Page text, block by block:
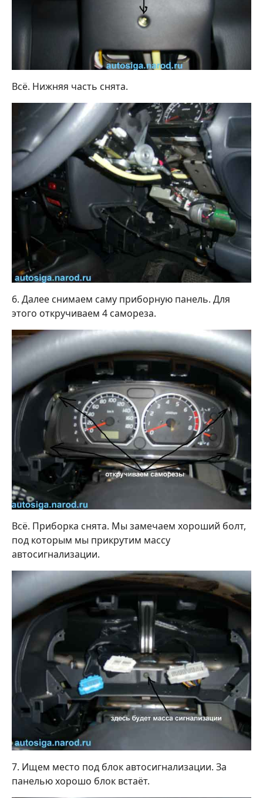
Всё. Нижняя часть снята.
6. Далее снимаем саму приборную панель. Для
этого откручиваем 4 самореза.
Всё. Приборка снята. Мы замечаем хороший болт,
под которым мы прикрутим массу
автосигнализации.
7. Ищем место под блок автосигнализации. За
панелью хорошо блок встаёт.